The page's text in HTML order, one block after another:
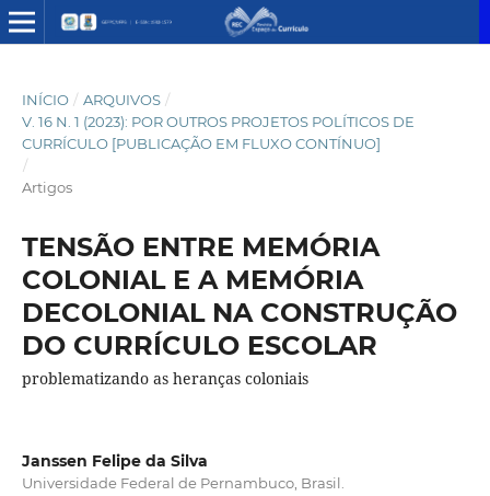
INÍCIO / ARQUIVOS /
V. 16 N. 1 (2023): POR OUTROS PROJETOS POLÍTICOS DE
CURRÍCULO [PUBLICAÇÃO EM FLUXO CONTÍNUO]
/
Artigos
TENSÃO ENTRE MEMÓRIA
COLONIAL E A MEMÓRIA
DECOLONIAL NA CONSTRUÇÃO
DO CURRÍCULO ESCOLAR
problematizando as heranças coloniais
Janssen Felipe da Silva
Universidade Federal de Pernambuco, Brasil.